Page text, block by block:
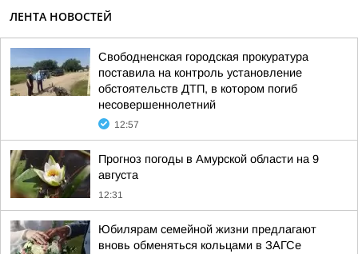
ЛЕНТА НОВОСТЕЙ
Свободненская городская прокуратура
поставила на контроль установление
обстоятельств ДТП, в котором погиб
несовершеннолетний
12:57
Прогноз погоды в Амурской области на 9
августа
12:31
Юбилярам семейной жизни предлагают
вновь обменяться кольцами в ЗАГСе